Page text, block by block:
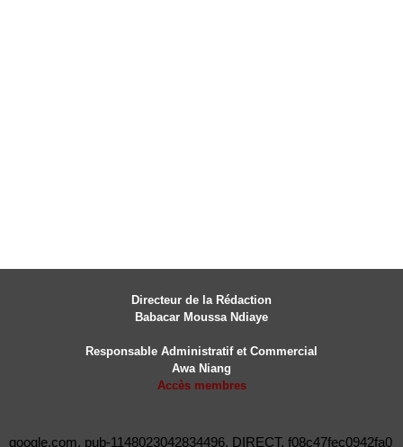
Directeur de la Rédaction
Babacar Moussa Ndiaye
Responsable Administratif et Commercial
Awa Niang
Accès membres
google.com, pub-1148023042834496, DIRECT, f08c47fec0942fa0